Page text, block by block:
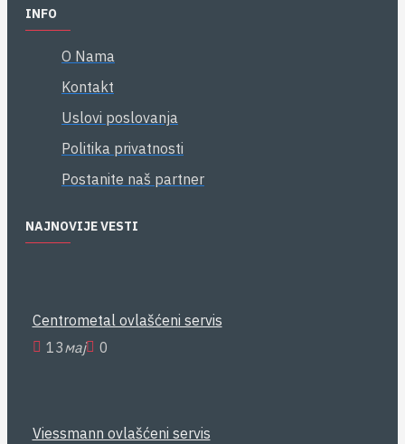
INFO
O Nama
Kontakt
Uslovi poslovanja
Politika privatnosti
Postanite naš partner
NAJNOVIJE VESTI
Centrometal ovlašćeni servis
13мај 0
Viessmann ovlašćeni servis